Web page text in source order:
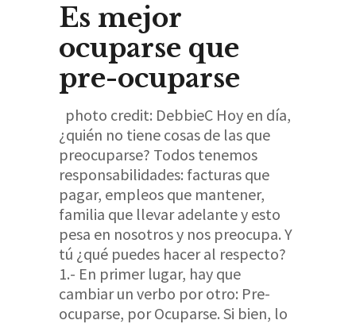
Es mejor
ocuparse que
pre-ocuparse
photo credit: DebbieC Hoy en día,
¿quién no tiene cosas de las que
preocuparse? Todos tenemos
responsabilidades: facturas que
pagar, empleos que mantener,
familia que llevar adelante y esto
pesa en nosotros y nos preocupa. Y
tú ¿qué puedes hacer al respecto?
1.- En primer lugar, hay que
cambiar un verbo por otro: Pre-
ocuparse, por Ocuparse. Si bien, lo